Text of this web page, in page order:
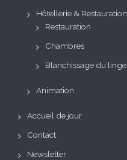
Hôtellerie & Restauration
Restauration
Chambres
Blanchissage du linge
Animation
Accueil de jour
Contact
Newsletter